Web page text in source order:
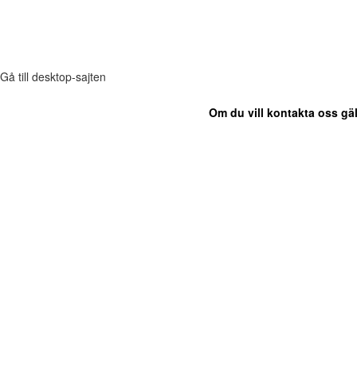
Gå till desktop-sajten
Om du vill kontakta oss